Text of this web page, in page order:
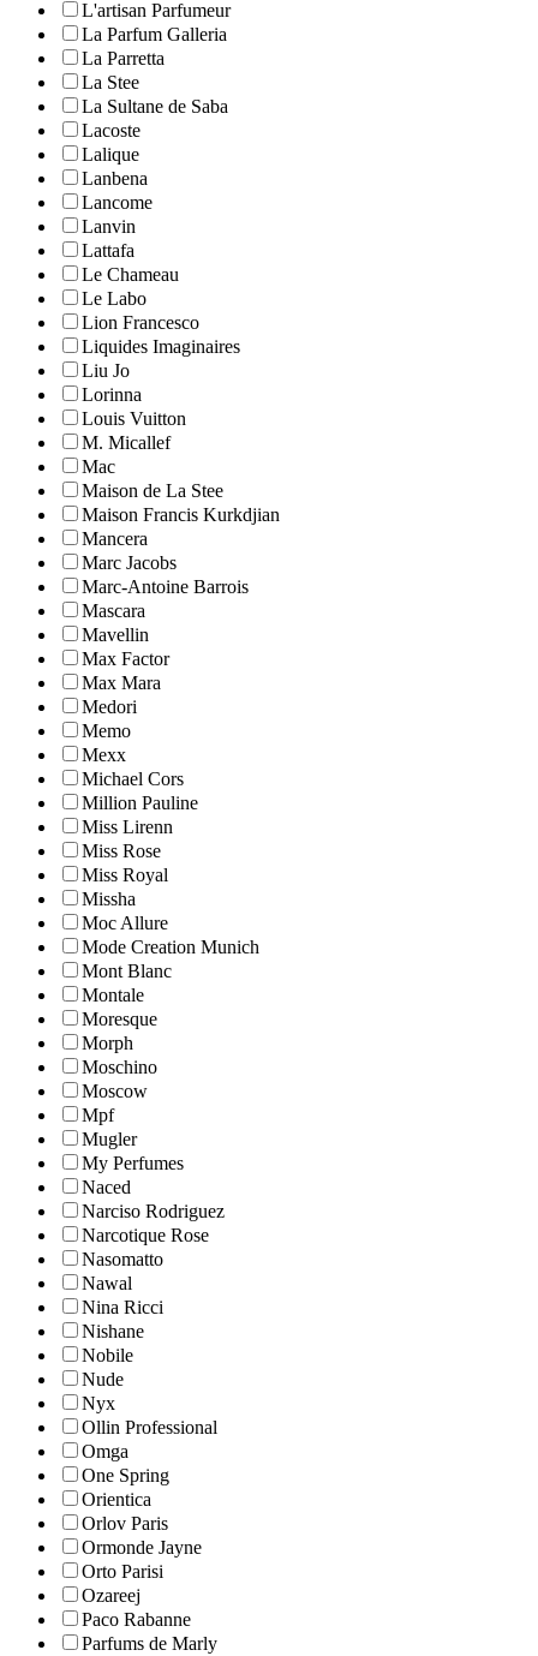
L'artisan Parfumeur
La Parfum Galleria
La Parretta
La Stee
La Sultane de Saba
Lacoste
Lalique
Lanbena
Lancome
Lanvin
Lattafa
Le Chameau
Le Labo
Lion Francesco
Liquides Imaginaires
Liu Jo
Lorinna
Louis Vuitton
M. Micallef
Mac
Maison de La Stee
Maison Francis Kurkdjian
Mancera
Marc Jacobs
Marc-Antoine Barrois
Mascara
Mavellin
Max Factor
Max Mara
Medori
Memo
Mexx
Michael Cors
Million Pauline
Miss Lirenn
Miss Rose
Miss Royal
Missha
Moc Allure
Mode Creation Munich
Mont Blanc
Montale
Moresque
Morph
Moschino
Moscow
Mpf
Mugler
My Perfumes
Naced
Narciso Rodriguez
Narcotique Rose
Nasomatto
Nawal
Nina Ricci
Nishane
Nobile
Nude
Nyx
Ollin Professional
Omga
One Spring
Orientica
Orlov Paris
Ormonde Jayne
Orto Parisi
Ozareej
Paco Rabanne
Parfums de Marly